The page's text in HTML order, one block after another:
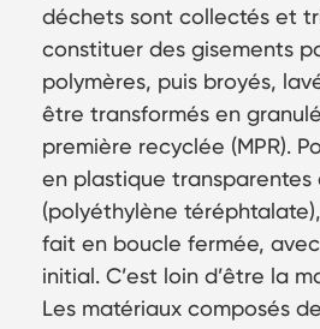
déchets sont collectés et
constituer des gisements
polymères, puis broyés,
être transformés en
première recyclée (MPR).
en plastique transparentes
(polyéthylène
fait en boucle fermée,
initial. C’est loin d’être la
Les matériaux composés